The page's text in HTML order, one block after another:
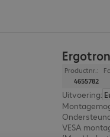
Productnr.:
4655782
Uitvoering:
VESA